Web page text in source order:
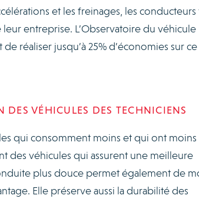
et les freinages, les
entreprise. L’Observatoire du véhicule
réaliser jusqu’à 25% d’économies sur ce
DES VÉHICULES DES TECHNICIENS
qui consomment moins et qui ont
des véhicules qui assurent une meilleure
plus douce permet également de
Elle préserve aussi la durabilité des